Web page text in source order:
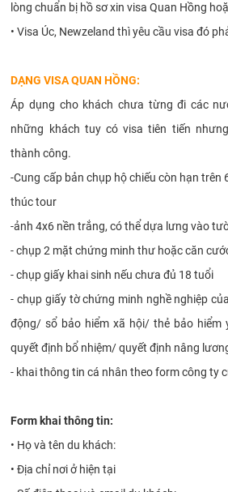
lòng chuẩn bị hồ sơ xin visa Quan Hồng
• Visa Úc, Newzeland thì yêu cầu visa đó
DẠNG VISA QUAN HỒNG:
Áp dụng cho khách chưa từng đi các
những khách tuy có visa tiên tiến
thành công.
-Cung cấp bản chụp hộ chiếu còn hạn trên
thúc tour
-ảnh 4x6 nền trắng, có thể dựa lưng vào
- chụp 2 mặt chứng minh thư hoặc căn
- chụp giấy khai sinh nếu chưa đủ 18 tuổi
- chụp giấy tờ chứng minh nghề nghiệp
động/ sổ bảo hiểm xã hội/ thẻ bảo
quyết định bổ nhiệm/ quyết định nâng
- khai thông tin cá nhân theo form công ty
Form khai thông tin:
• Họ và tên du khách:
• Địa chỉ nơi ở hiện tại